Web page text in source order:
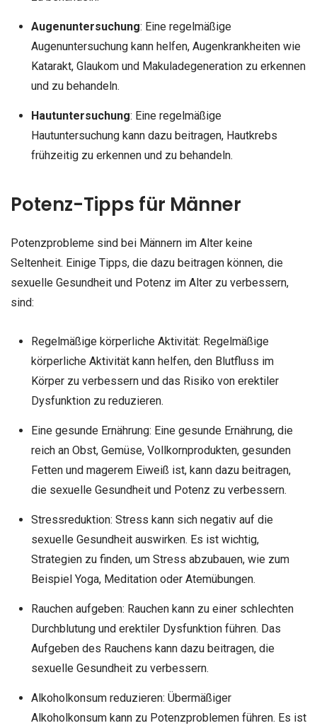
Augenuntersuchung: Eine regelmäßige
Augenuntersuchung kann helfen, Augenkrankheiten wie
Katarakt, Glaukom und Makuladegeneration zu erkennen
und zu behandeln.
Hautuntersuchung: Eine regelmäßige
Hautuntersuchung kann dazu beitragen, Hautkrebs
frühzeitig zu erkennen und zu behandeln.
Potenz-Tipps für Männer
Potenzprobleme sind bei Männern im Alter keine
Seltenheit. Einige Tipps, die dazu beitragen können, die
sexuelle Gesundheit und Potenz im Alter zu verbessern,
sind:
Regelmäßige körperliche Aktivität: Regelmäßige
körperliche Aktivität kann helfen, den Blutfluss im
Körper zu verbessern und das Risiko von erektiler
Dysfunktion zu reduzieren.
Eine gesunde Ernährung: Eine gesunde Ernährung, die
reich an Obst, Gemüse, Vollkornprodukten, gesunden
Fetten und magerem Eiweiß ist, kann dazu beitragen,
die sexuelle Gesundheit und Potenz zu verbessern.
Stressreduktion: Stress kann sich negativ auf die
sexuelle Gesundheit auswirken. Es ist wichtig,
Strategien zu finden, um Stress abzubauen, wie zum
Beispiel Yoga, Meditation oder Atemübungen.
Rauchen aufgeben: Rauchen kann zu einer schlechten
Durchblutung und erektiler Dysfunktion führen. Das
Aufgeben des Rauchens kann dazu beitragen, die
sexuelle Gesundheit zu verbessern.
Alkoholkonsum reduzieren: Übermäßiger
Alkoholkonsum kann zu Potenzproblemen führen. Es ist